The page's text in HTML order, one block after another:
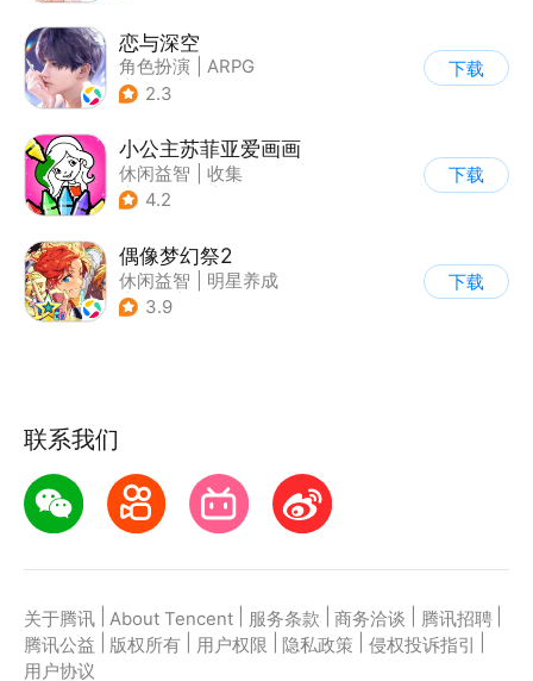
恋与深空
角色扮演
ARPG
| 恋爱
2.3
下载
小公主苏菲亚爱画画
休闲益智
收集
| 儿童游戏
4.2
下载
偶像梦幻祭2
休闲益智
明星养成
| 音乐
3.9
下载
联系我们
关于腾讯 About Tencent 服务条款 商务洽谈 腾讯招聘
腾讯公益
版权所有 用户权限 隐私政策 侵权投诉指引
用户协议